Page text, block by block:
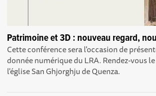
Patrimoine et 3D : nouveau regard,
Cette conférence sera l'occasion de
donnée numérique du LRA. Rendez-vous le
l'église San Ghjorghju de Quenza.